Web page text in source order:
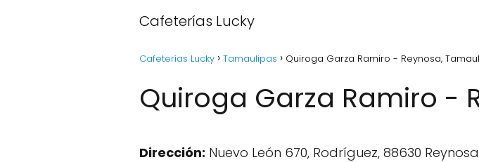
Cafeterías Lucky
Cafeterías Lucky Tamaulipas Quiroga Garza Ramiro - Reynosa,
Quiroga Garza Ramiro -
Dirección: Nuevo León 670, Rodríguez, 88630